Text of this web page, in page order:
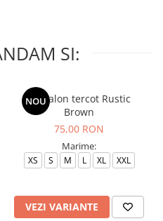
SI:
NOU
Pantalon tercot Rustic
Brown
75,00 RON
Marime:
XS S M L XL XXL
VEZI VARIANTE